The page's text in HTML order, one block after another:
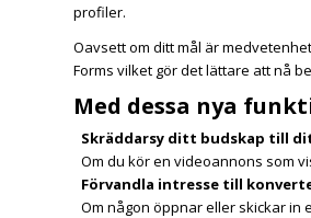
profiler.
Oavsett om ditt mål är
Forms vilket gör det lättare att nå
Med dessa nya
Skräddarsy ditt budskap till
Om du kör en videoannons som
Förvandla intresse till
Om någon öppnar eller skickar in